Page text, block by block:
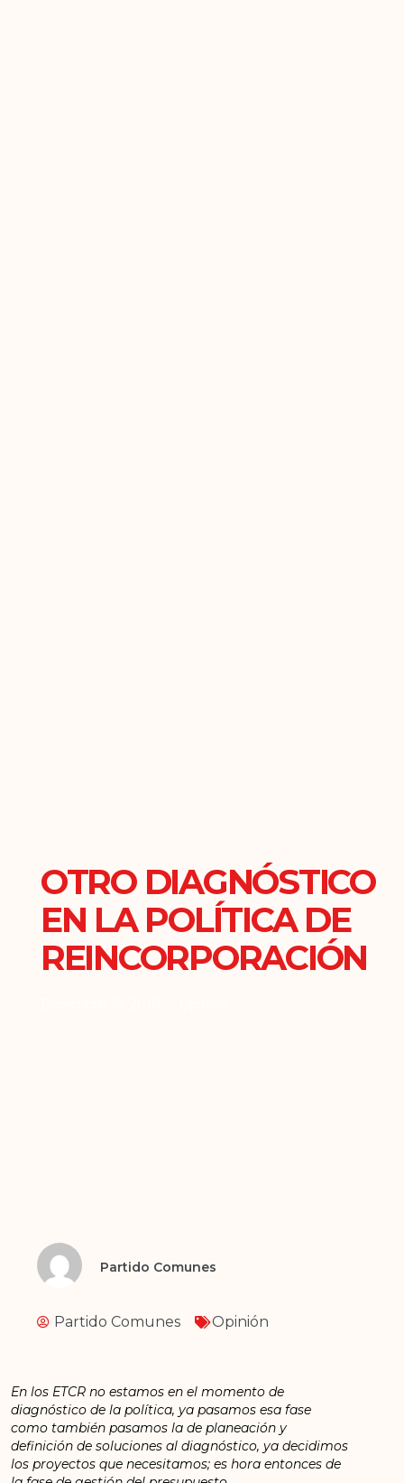
OTRO DIAGNÓSTICO
EN LA POLÍTICA DE
REINCORPORACIÓN
Partido Comunes
Partido Comunes Opinión
En los ETCR no estamos en el momento de
diagnóstico de la política, ya pasamos esa fase
como también pasamos la de planeación y
definición de soluciones al diagnóstico, ya decidimos
los proyectos que necesitamos; es hora entonces de